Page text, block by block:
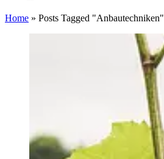
Home » Posts Tagged "Anbautechniken"